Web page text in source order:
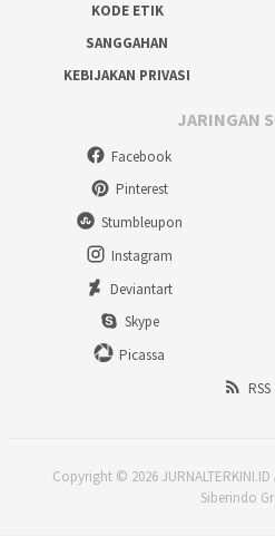
KODE ETIK
SANGGAHAN
KEBIJAKAN PRIVASI
JARINGAN
Facebook
Pinterest
Stumbleupon
Instagram
Deviantart
Skype
Picassa
RSS
Copyright © 2026
Siberindo